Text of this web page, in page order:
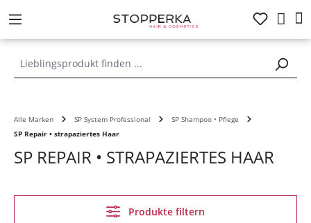
springen
Alle Marken SP System Professional
SP Shampoo • Pflege
SP Repair • strapaziertes Haar
SP REPAIR • STRAPAZIERTES HAAR
Produkte filtern